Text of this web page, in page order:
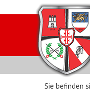
Sie befinden